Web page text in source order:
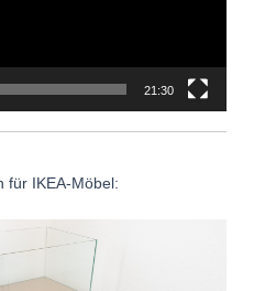
21:30
für IKEA-Möbel: